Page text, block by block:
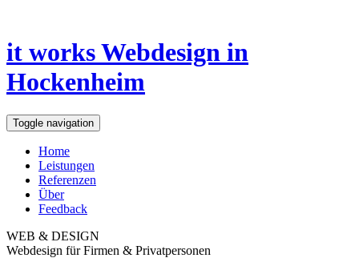
it worksWebdesign in
Hockenheim
Toggle navigation
Home
Leistungen
Referenzen
Über
Feedback
WEB & DESIGN
Webdesign für Firmen & Privatpersonen